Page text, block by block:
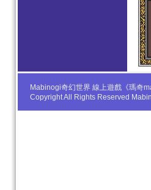
学
Mabinogi奇幻世界 線上遊戲《瑪奇
Copyright All Rights Reserved